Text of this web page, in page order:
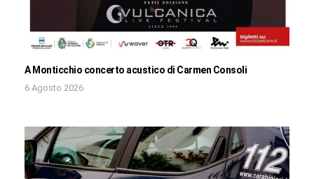
A Monticchio concerto acustico di Carmen Consoli
6 Agosto 2026